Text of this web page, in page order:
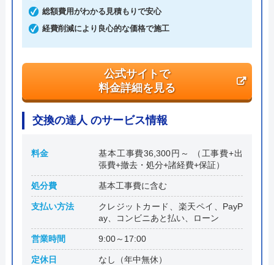
本社所在地
〒542-0061
大阪府大阪市中央区安堂寺町2-2-27 コ
総額費用がわかる見積もりで安心
経費削減により良心的な価格で施工
公式サイトで
料金詳細を見る
交換の達人 のサービス情報
料金
基本工事費36,300円～ （工事費+出
張費+撤去・処分+諸経費+保証）
処分費 基本工事費に含む
支払い方法
クレジットカード、楽天ペイ、PayP
ay、コンビニあと払い、ローン
営業時間 9:00～17:00
定休日 なし（年中無休）